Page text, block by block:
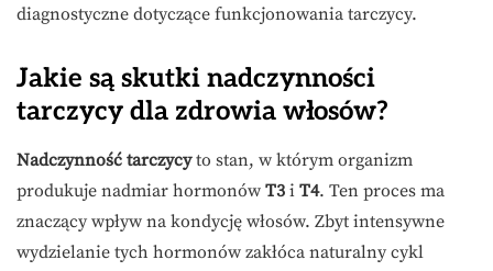
diagnostyczne dotyczące funkcjonowania tarczycy.
Jakie są skutki nadczynności
tarczycy dla zdrowia włosów?
Nadczynność tarczycyto stan, w którym organizm
produkuje nadmiar hormonów T3 i T4. Ten proces ma
znaczący wpływ na kondycję włosów. Zbyt intensywne
wydzielanie tych hormonów zakłóca naturalny cykl